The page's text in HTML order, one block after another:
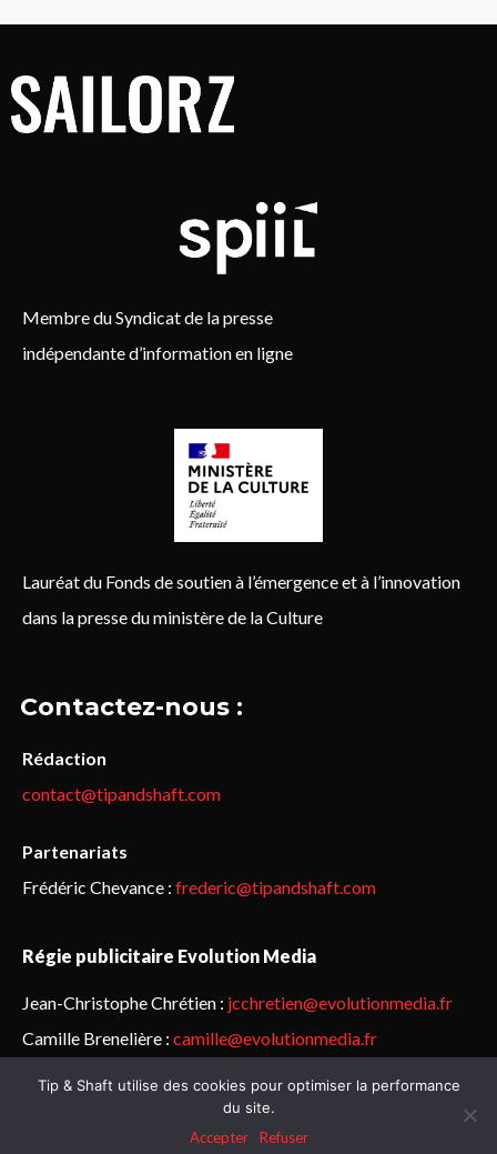
Membre du Syndicat de la presse
indépendante d’information en ligne
Lauréat du Fonds de soutien à l’émergence et à l’innovation
dans la presse du ministère de la Culture
Contactez-nous :
Rédaction
contact@tipandshaft.com
Partenariats
Frédéric Chevance : frederic@tipandshaft.com
Régie publicitaire Evolution Media
Jean-Christophe Chrétien : jcchretien@evolutionmedia.fr
Camille Brenelière : camille@evolutionmedia.fr
© Sailorz 2015-2025. Tous droits réservés.Mentions légales &
politique de confidentialité
Tip & Shaft utilise des cookies pour optimiser la performance
du site.
Accepter
Refuser